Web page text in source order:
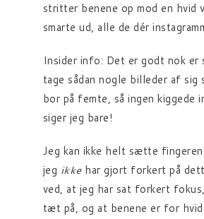
stritter benene op mod en hvid
smarte ud, alle de dér
Insider info: Det er godt nok
tage sådan nogle billeder af sig
bor på femte, så ingen kiggede
siger jeg bare!
Jeg kan ikke helt sætte fingeren
jeg ikke har gjort forkert på
ved, at jeg har sat forkert
tæt på, og at benene er for